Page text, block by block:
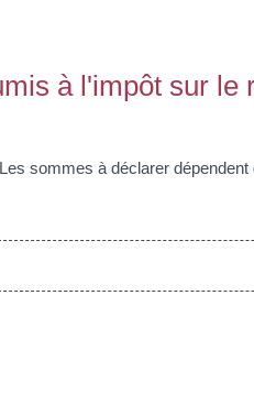
à l'impôt sur le
sommes à déclarer